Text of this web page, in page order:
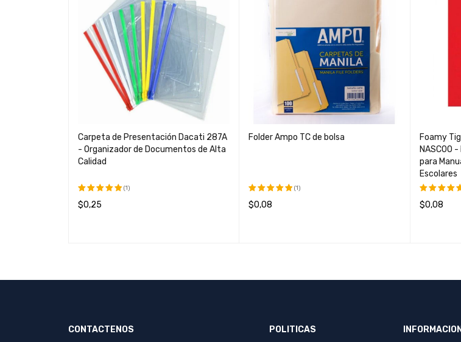
Carpeta de Presentación Dacati 287A
- Organizador de Documentos de Alta
Calidad
Valorado
(1)
$0,25
Folder Ampo TC de bolsa
Valorado
(1)
$0,08
Foamy
NASC00 -
para
Escolares
Valorado
$0,08
CONTACTENOS POLITICAS INFORMACION